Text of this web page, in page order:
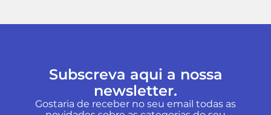
Subscreva aqui a nossa
newsletter.
Gostaria de receber no seu email todas as